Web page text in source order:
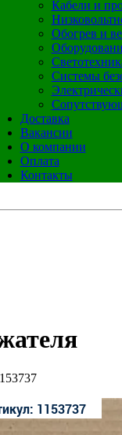
Кабели и
Обогрев и
Системы
Доставка
Вакансии
О компании
Оплата
Контакты